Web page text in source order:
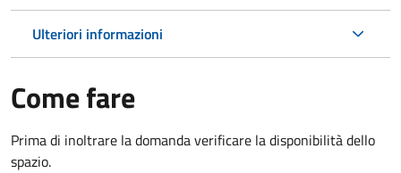
Ulteriori informazioni
Come fare
Prima di inoltrare la domanda verificare la disponibilità dello
spazio.